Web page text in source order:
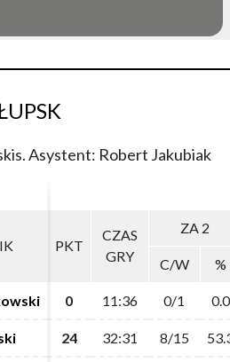
Asystent: Robert Jakubiak
PKT
CZAS
GRY
ZA 2
C/W %
0 11:36 0/1 0.0
24 32:31 8/15
PKT
CZAS
GRY
ZA 2
C/W %
0 11:36 0/1 0.0
24 32:31 8/15